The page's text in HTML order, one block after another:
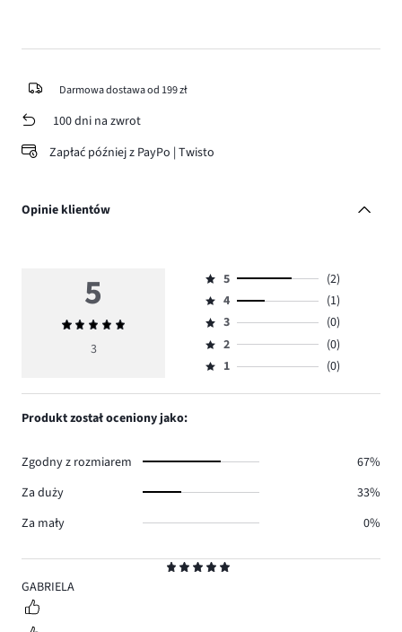
Darmowa dostawa od 199 zł
100 dni na zwrot
Zapłać później z PayPo | Twisto
Opinie klientów
5
GABRIELA
5
Średnia
ocena
3
Ocena
5,
ilość
głosów
2.
5
(2)
Ocena
4,
ilość
głosów
4
(1)
Ocena
3,
ilość
3
(0)
Ocena
2,
2
(0)
Ocena
1,
1 (0)
Produkt został oceniony jako:
Zgodny z rozmiarem
67%
Za duży
33%
Za mały
0%